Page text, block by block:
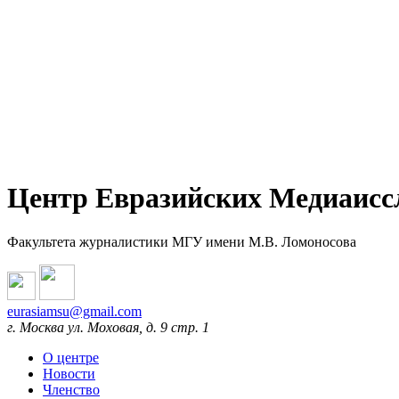
Центр Евразийских
Факультета журналистики МГУ имени М.В. Ломоносова
eurasiamsu@gmail.com
г. Москва ул. Моховая, д. 9 стр. 1
О центре
Новости
Членство